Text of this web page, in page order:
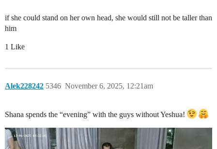
if she could stand on her own head, she would still not be taller than
him
1 Like
Alek228242 November 6, 2025, 12:21am
5346
Shana spends the “evening” with the guys without Yeshua!